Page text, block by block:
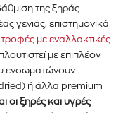
της ξηράς
γενιάς, επιστημονικά
τροφές με εναλλακτικές
με επιπλέον
ενσωματώνουν
ή άλλα premium
οι ξηρές και υγρές